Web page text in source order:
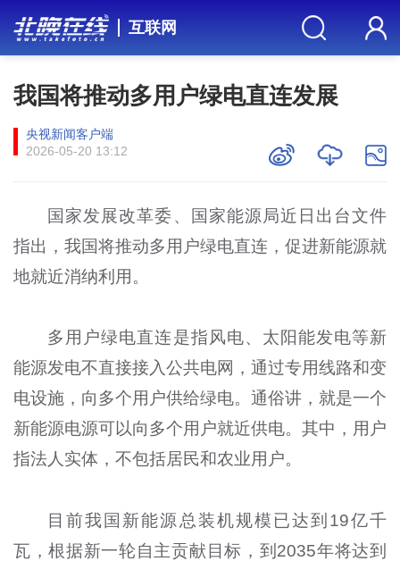
互联网
我国将推动多用户绿电直连发展
央视新闻客户端
2026-05-20 13:12
国家发展改革委、国家能源局近日出台文件
指出，我国将推动多用户绿电直连，促进新能源就
地就近消纳利用。
多用户绿电直连是指风电、太阳能发电等新
能源发电不直接接入公共电网，通过专用线路和变
电设施，向多个用户供给绿电。通俗讲，就是一个
新能源电源可以向多个用户就近供电。其中，用户
指法人实体，不包括居民和农业用户。
目前我国新能源总装机规模已达到19亿千
瓦，根据新一轮自主贡献目标，到2035年将达到